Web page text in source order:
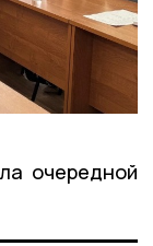
очередной